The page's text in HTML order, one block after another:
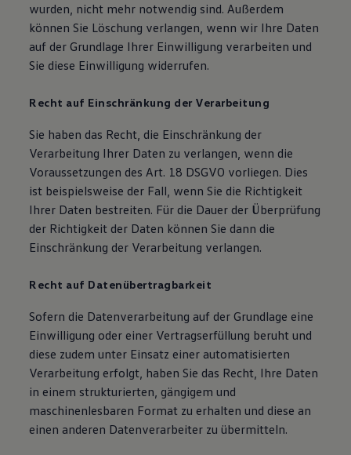
wurden, nicht mehr notwendig sind. Außerdem
können Sie Löschung verlangen, wenn wir Ihre Daten
auf der Grundlage Ihrer Einwilligung verarbeiten und
Sie diese Einwilligung widerrufen.
Recht auf Einschränkung der Verarbeitung
Sie haben das Recht, die Einschränkung der
Verarbeitung Ihrer Daten zu verlangen, wenn die
Voraussetzungen des Art. 18 DSGVO vorliegen. Dies
ist beispielsweise der Fall, wenn Sie die Richtigkeit
Ihrer Daten bestreiten. Für die Dauer der Überprüfung
der Richtigkeit der Daten können Sie dann die
Einschränkung der Verarbeitung verlangen.
Recht auf Datenübertragbarkeit
Sofern die Datenverarbeitung auf der Grundlage eine
Einwilligung oder einer Vertragserfüllung beruht und
diese zudem unter Einsatz einer automatisierten
Verarbeitung erfolgt, haben Sie das Recht, Ihre Daten
in einem strukturierten, gängigem und
maschinenlesbaren Format zu erhalten und diese an
einen anderen Datenverarbeiter zu übermitteln.